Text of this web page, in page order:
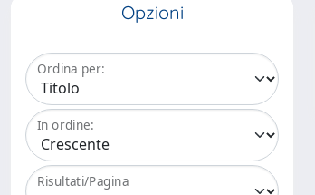
Opzioni
Ordina per:
In ordine:
Risultati/Pagina